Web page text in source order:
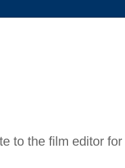
to the film editor for